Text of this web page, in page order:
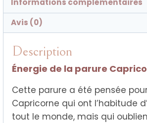
Informations complémentaires
Avis (0)
Description
Énergie de la parure
Cette parure a été pensée
Capricorne qui ont l’habitude
tout le monde, mais qui